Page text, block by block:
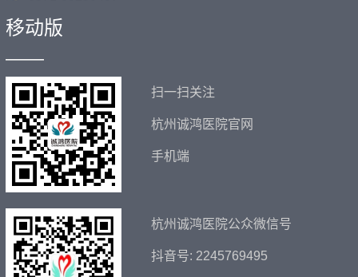
移动版
——
扫一扫关注
杭州诚鸿医院官网
手机端
杭州诚鸿医院公众微信号
抖音号: 2245769495